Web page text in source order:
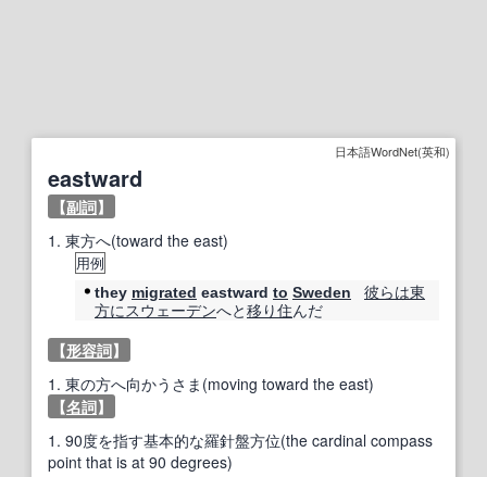
日本語WordNet(英和)
eastward
【副詞】
1. 東方へ(toward the east)
用例
they migrated eastward to Sweden 彼らは東
方にスウェーデンへと移り住んだ
【形容詞】
1. 東の方へ向かうさま(moving toward the east)
【名詞】
1. 90度を指す基本的な羅針盤方位(the cardinal compass
point that is at 90 degrees)